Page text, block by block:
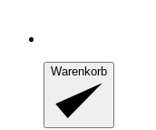
Warenkorb